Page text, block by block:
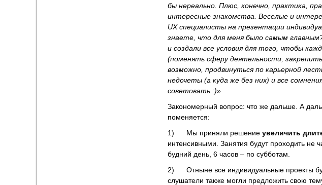
бы нереально. Плюс, конечно, практика,
интересные знакомства. Веселые и
UX специалисты на презентации
знаете, что для меня было самым
и создали все условия для того, чтобы
(поменять сферу деятельности,
возможно, продвинуться по карьерной
недочеты (а куда же без них) и все
советовать :)»
Закономерный вопрос: что же дальше. А
поменяется:
1) Мы приняли решение увеличить
интенсивными. Занятия будут проходить не
будний день, 6 часов – по субботам.
2) Отныне все индивидуальные проекты
слушатели также могли предложить свою